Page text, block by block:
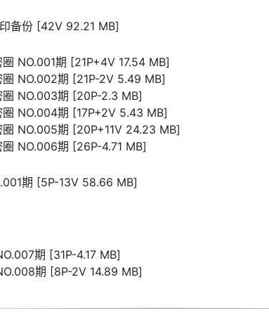
备份 [42V 92.21 MB]
NO.001期 [21P+4V 17.54 MB]
NO.002期 [21P-2V 5.49 MB]
圈 NO.003期 [20P-2.3 MB]
NO.004期 [17P+2V 5.43 MB]
NO.005期 [20P+11V 24.23 MB]
NO.006期 [26P-4.71 MB]
期 [5P-13V 58.66 MB]
期 [31P-4.17 MB]
期 [8P-2V 14.89 MB]